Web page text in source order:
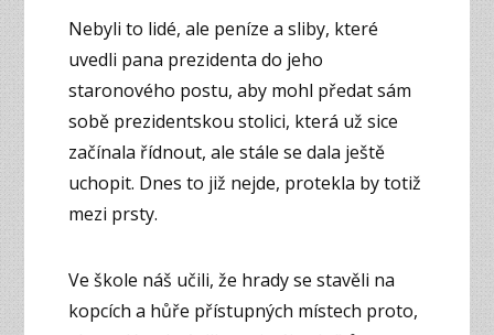
Nebyli to lidé, ale peníze a sliby, které
uvedli pana prezidenta do jeho
staronového postu, aby mohl předat sám
sobě prezidentskou stolici, která už sice
začínala řídnout, ale stále se dala ještě
uchopit. Dnes to již nejde, protekla by totiž
mezi prsty.
Ve škole náš učili, že hrady se stavěli na
kopcích a hůře přístupných místech proto,